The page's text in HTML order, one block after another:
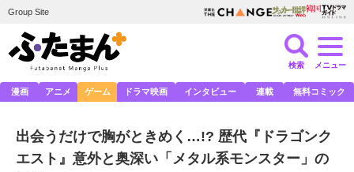
Group Site
検索 メニュー
漫画 アニメ ゲーム ドラマ映画 インタビュー 連載 無料コミック
出会うだけで胸がときめく…!? 歴代『ドラゴンク
エスト』意外と奥深い「メタル系モンスター」の